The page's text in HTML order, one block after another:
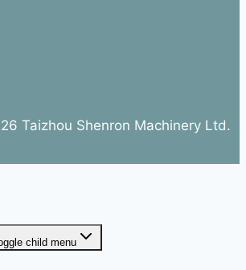
Taizhou Shenron Machinery Ltd.
child menu